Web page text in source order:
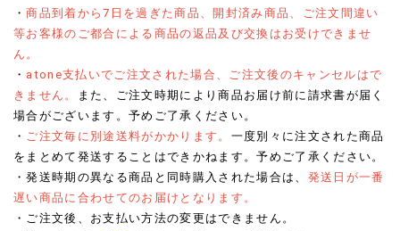
・商品到着から7日を過ぎた商品、開封済み商品、ご注文間違い
等お客様のご都合による商品の返品及び交換はお受けできませ
ん。
・ atone支払いでご注文された場合、ご注文後のキャンセルはで
きません。
また、ご注文時期により商品お届け前に請求書が届く
場合がございます。予めご了承ください。
・ ご注文毎に別途送料がかかります。 一度別々に注文された商品
をまとめて発送することはできかねます。予めご了承ください。
・発送時期の異なる商品と同時購入された場合は、 発送日が一番
遅い商品に合わせてのお届けとなります。
・ご注文後、お支払い方法の変更はできません。